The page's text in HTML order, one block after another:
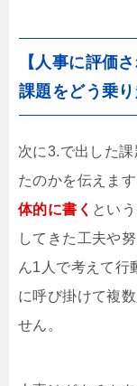
【人事に評価
課題をどう乗
次に3.で出した
たのかを伝えま
体的に書く とい
してきた工夫や
ん1人で考えて行
に呼び掛けて複
せん。